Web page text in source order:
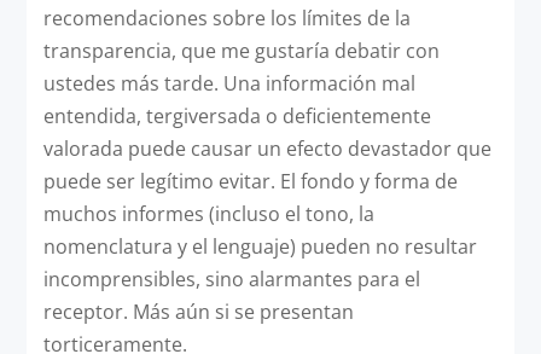
recomendaciones sobre los límites de la
transparencia, que me gustaría debatir con
ustedes más tarde. Una información mal
entendida, tergiversada o deficientemente
valorada puede causar un efecto devastador que
puede ser legítimo evitar. El fondo y forma de
muchos informes (incluso el tono, la
nomenclatura y el lenguaje) pueden no resultar
incomprensibles, sino alarmantes para el
receptor. Más aún si se presentan
torticeramente.